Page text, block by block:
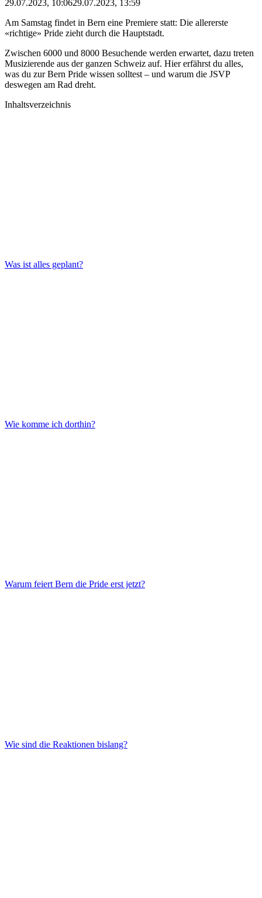
29.07.2023, 10:0629.07.2023, 13:59
Am Samstag findet in Bern eine Premiere statt: Die allererste
«richtige» Pride zieht durch die Hauptstadt.
Zwischen 6000 und 8000 Besuchende werden erwartet, dazu treten
Musizierende aus der ganzen Schweiz auf. Hier erfährst du alles,
was du zur Bern Pride wissen solltest – und warum die JSVP
deswegen am Rad dreht.
Inhaltsverzeichnis
Was ist alles geplant?
Wie komme ich dorthin?
Warum feiert Bern die Pride erst jetzt?
Wie sind die Reaktionen bislang?